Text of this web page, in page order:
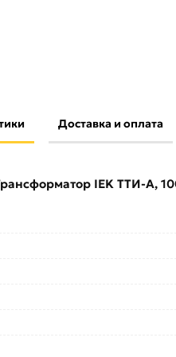
Доставка и оплата
обработают заказ и
оформлением онлайн
сертифицирован,
IEK ТТИ-А,